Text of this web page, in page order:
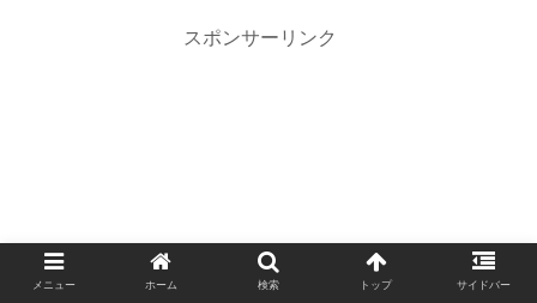
スポンサーリンク
メニュー ホーム 検索 トップ サイドバー